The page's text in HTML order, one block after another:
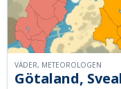
Götaland,
VÄDER, METEOROLOGEN